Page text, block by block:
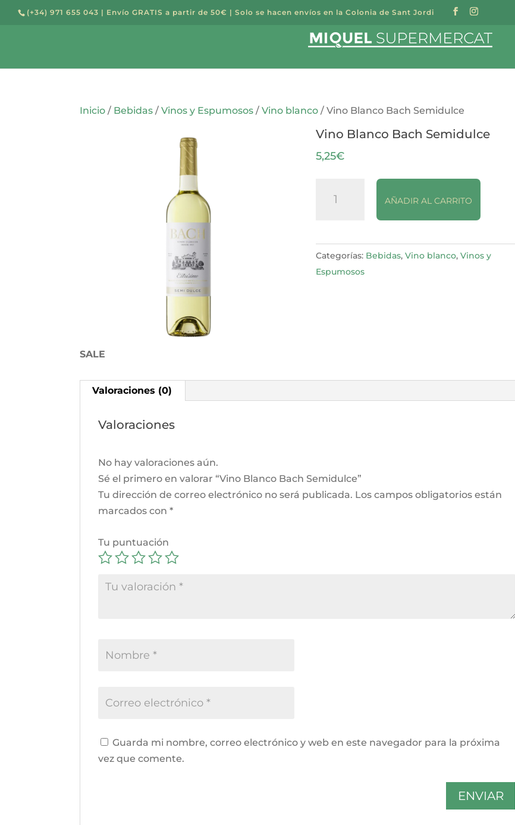
(+34) 971 655 043 | Envío GRATIS a partir de 50€ | Solo se hacen envíos en la Colonia de Sant Jordi
Inicio / Bebidas /Vinos y Espumosos /Vino blanco / Vino Blanco Bach Semidulce
SALE
Vino Blanco Bach Semidulce
5,25€
Blanco
cantidad
AÑADIR AL CARRITO
Categorías: Bebidas,Vino blanco,Vinos y
Espumosos
Valoraciones (0)
Valoraciones
No hay valoraciones aún.
Sé el primero en valorar “Vino Blanco Bach Semidulce”
Tu dirección de correo electrónico no será publicada. Los campos obligatorios están
marcados con*
Tu puntuación
Guarda mi nombre, correo electrónico y web en este navegador para la próxima
vez que comente.